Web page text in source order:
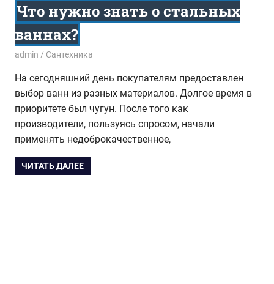
Что нужно знать о стальных
ваннах?
23.07.2015
admin Сантехника
На сегодняшний день покупателям предоставлен
выбор ванн из разных материалов. Долгое время в
приоритете был чугун. После того как
производители, пользуясь спросом, начали
применять недоброкачественное,
ЧИТАТЬ ДАЛЕЕ